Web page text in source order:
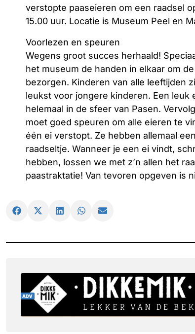
verstopte paaseieren om een raadsel
15.00 uur. Locatie is Museum Peel en
Voorlezen en speuren
Wegens groot succes herhaald!
het museum de handen in elkaar om
bezorgen. Kinderen van alle leeftijden
leukst voor jongere kinderen. Een leuk
helemaal in de sfeer van Pasen.
moet goed speuren om alle eieren te
één ei verstopt. Ze hebben allemaal
raadseltje. Wanneer je een ei vindt,
hebben, lossen we met z’n allen het
paastraktatie! Van tevoren opgeven is